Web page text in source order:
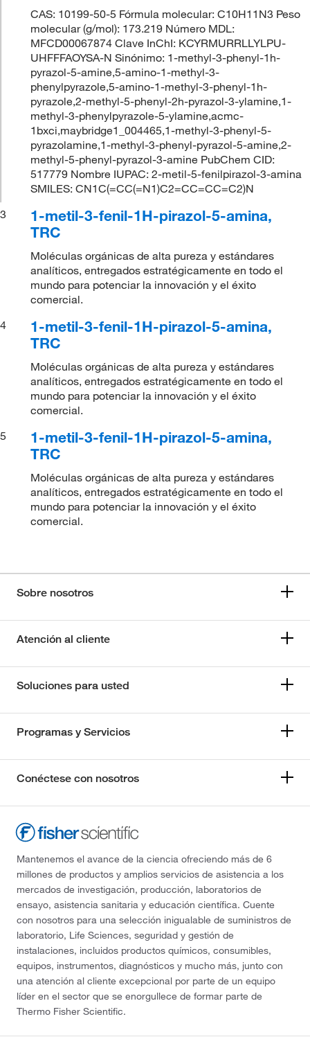
CAS: 10199-50-5 Fórmula molecular: C10H11N3 Peso
molecular (g/mol): 173.219 Número MDL:
MFCD00067874 Clave InChI: KCYRMURRLLYLPU-
UHFFFAOYSA-N Sinónimo: 1-methyl-3-phenyl-1h-
pyrazol-5-amine,5-amino-1-methyl-3-
phenylpyrazole,5-amino-1-methyl-3-phenyl-1h-
pyrazole,2-methyl-5-phenyl-2h-pyrazol-3-ylamine,1-
methyl-3-phenylpyrazole-5-ylamine,acmc-
1bxci,maybridge1_004465,1-methyl-3-phenyl-5-
pyrazolamine,1-methyl-3-phenyl-pyrazol-5-amine,2-
methyl-5-phenyl-pyrazol-3-amine PubChem CID:
517779 Nombre IUPAC: 2-metil-5-fenilpirazol-3-amina
SMILES: CN1C(=CC(=N1)C2=CC=CC=C2)N
3
1-metil-3-fenil-1H-pirazol-5-amina,
TRC
Moléculas orgánicas de alta pureza y estándares
analíticos, entregados estratégicamente en todo el
mundo para potenciar la innovación y el éxito
comercial.
4
1-metil-3-fenil-1H-pirazol-5-amina,
TRC
Moléculas orgánicas de alta pureza y estándares
analíticos, entregados estratégicamente en todo el
mundo para potenciar la innovación y el éxito
comercial.
5
1-metil-3-fenil-1H-pirazol-5-amina,
TRC
Moléculas orgánicas de alta pureza y estándares
analíticos, entregados estratégicamente en todo el
mundo para potenciar la innovación y el éxito
comercial.
Sobre nosotros
Atención al cliente
Soluciones para usted
Programas y Servicios
Conéctese con nosotros
Mantenemos el avance de la ciencia ofreciendo más de 6
millones de productos y amplios servicios de asistencia a los
mercados de investigación, producción, laboratorios de
ensayo, asistencia sanitaria y educación científica. Cuente
con nosotros para una selección inigualable de suministros de
laboratorio, Life Sciences, seguridad y gestión de
instalaciones, incluidos productos químicos, consumibles,
equipos, instrumentos, diagnósticos y mucho más, junto con
una atención al cliente excepcional por parte de un equipo
líder en el sector que se enorgullece de formar parte de
Thermo Fisher Scientific.